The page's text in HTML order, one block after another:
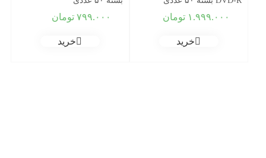
۱.۹۹۹.۰۰۰ تومان
خرید
۷۹۹.۰۰۰ تومان
خرید